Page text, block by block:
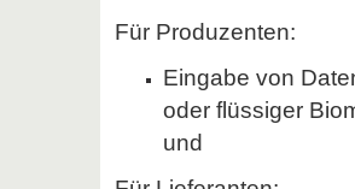
Für Produzenten:
Eingabe von
oder flüssiger
und